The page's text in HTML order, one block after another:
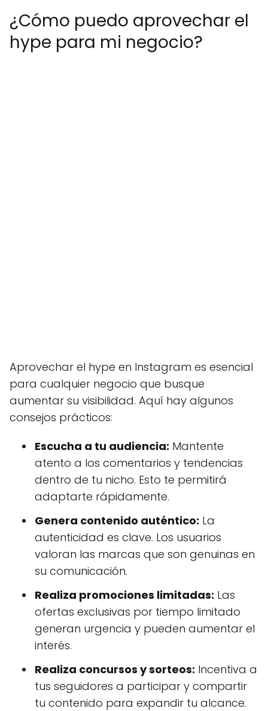
¿Cómo puedo aprovechar el
hype para mi negocio?
Aprovechar el hype en Instagram es esencial
para cualquier negocio que busque
aumentar su visibilidad. Aquí hay algunos
consejos prácticos:
Escucha a tu audiencia: Mantente
atento a los comentarios y tendencias
dentro de tu nicho. Esto te permitirá
adaptarte rápidamente.
Genera contenido auténtico: La
autenticidad es clave. Los usuarios
valoran las marcas que son genuinas en
su comunicación.
Realiza promociones limitadas: Las
ofertas exclusivas por tiempo limitado
generan urgencia y pueden aumentar el
interés.
Realiza concursos y sorteos: Incentiva a
tus seguidores a participar y compartir
tu contenido para expandir tu alcance.